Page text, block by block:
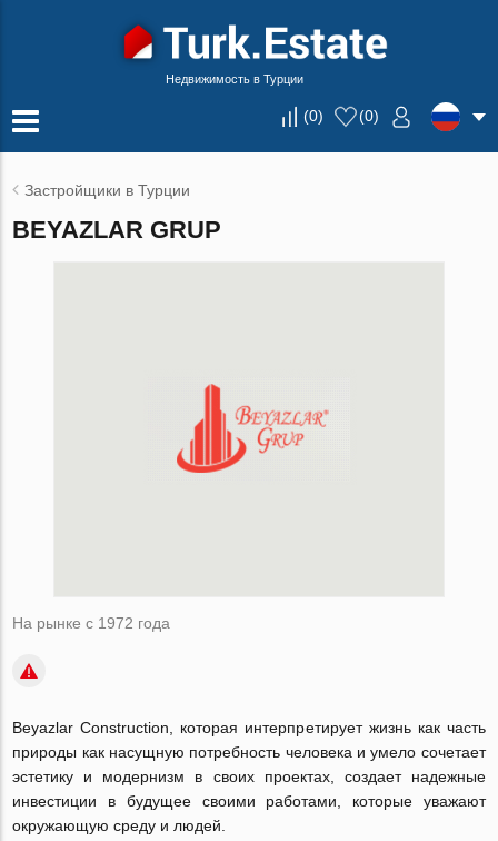
Недвижимость в Турции
(0) (0)
Застройщики в Турции
BEYAZLAR GRUP
На рынке с 1972 года
Beyazlar Construction, которая интерпретирует жизнь как часть
природы как насущную потребность человека и умело сочетает
эстетику и модернизм в своих проектах, создает надежные
инвестиции в будущее своими работами, которые уважают
окружающую среду и людей.